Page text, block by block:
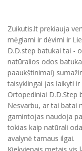
Zuikutis.lt prekiauja
mėgiami ir dėvimi ir
D.D.step batukai tai -
natūralios odos
paaukštinimai)
taisyklingai jas laikyti
Ortopediniai D.D.Step
Nesvarbu, ar tai batai
gamintojas naudoja
tokias kaip natūrali
avalynė tarnaus ilgai.
Kiekvienais metais vis